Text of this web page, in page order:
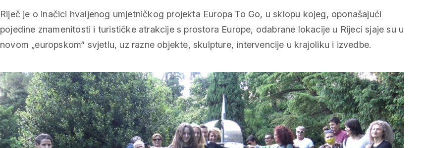
Riječ je o inačici hvaljenog umjetničkog projekta Europa To Go, u sklopu kojeg, oponašajući
pojedine znamenitosti i turističke atrakcije s prostora Europe, odabrane lokacije u Rijeci sjaje su u
novom „europskom“ svjetlu, uz razne objekte, skulpture, intervencije u krajoliku i izvedbe.